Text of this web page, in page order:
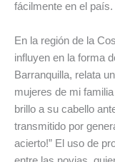
fácilmente en el país.
En la región de la
influyen en la forma
Barranquilla, relata
mujeres de mi familia
brillo a su cabello
transmitido por
acierto!” El uso de